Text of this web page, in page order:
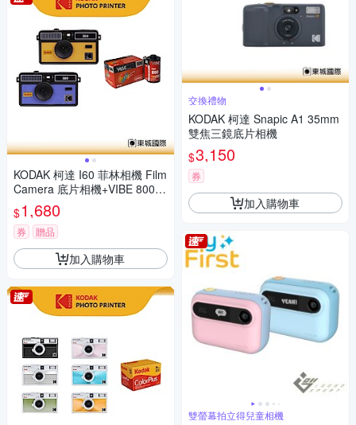
KODAK 柯達 I60 菲林相機 Film
Camera 底片相機+VIBE 800底
片組
$1,680
券 贈品
加入購物車
交換禮物
KODAK 柯達 Snapic A1 35mm
雙焦三鏡底片相機
$3,150
券
加入購物車
雙螢幕拍立得兒童相機